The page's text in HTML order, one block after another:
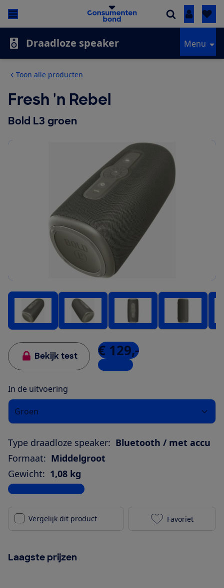
Inloggen
Draadloze speaker Menu
Toon alle producten
Fresh 'n Rebel
Bold L3 groen
Bekijk test € 129,-
3 winkels
In de uitvoering
Groen
Type draadloze speaker: Bluetooth / met accu
Formaat: Middelgroot
Gewicht: 1,08 kg
Bekijk alle specificaties
Vergelijk dit product Fresh 'n
Favoriet
Laagste prijzen